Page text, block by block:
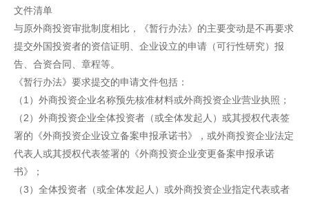
文件清单
与原外商投资审批制度相比，《暂行办法》的主要变动是不再要求
提交外国投资者的资信证明、企业设立的申请（可行性研究）报
告、合资合同、章程等。
《暂行办法》要求提交的申请文件包括：
（1）外商投资企业名称预先核准材料或外商投资企业营业执照；
（2）外商投资企业全体投资者（或全体发起人）或其授权代表签
署的《外商投资企业设立备案申报承诺书》，或外商投资企业法定
代表人或其授权代表签署的《外商投资企业变更备案申报承诺
书》；
（3）全体投资者（或全体发起人）或外商投资企业指定代表或者